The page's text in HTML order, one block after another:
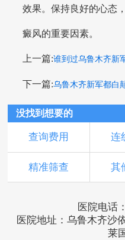
效果。保持良好的心态
癜风的重要因素。
上一篇:谁到过乌鲁木齐新
下一篇:乌鲁木齐新军都白
没找到想要的
查询费用 连
精准筛查 其
医院电话
医院地址：乌鲁木齐沙
莱